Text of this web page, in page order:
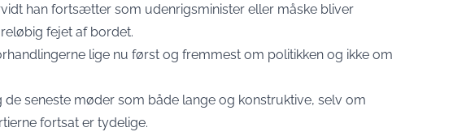
han fortsætter som udenrigsminister eller måske bliver
fejet af bordet.
lige nu først og fremmest om politikken og ikke om
de seneste møder som både lange og konstruktive, selv om
fortsat er tydelige.